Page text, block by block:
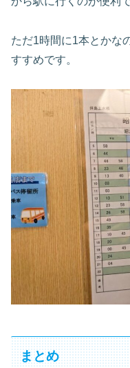
ただ1時間に1本とかな
すすめです。
まとめ